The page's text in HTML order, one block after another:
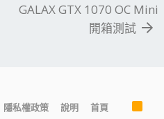
GALAX GTX 1070 OC Mini
開箱測試
隱私權政策 說明 首頁